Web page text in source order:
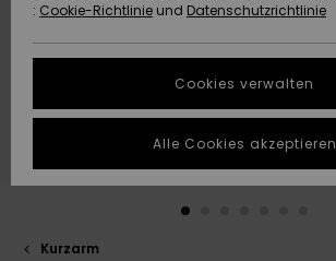
Highlights
Highlights
Starten Sie eine
Unterhaltung,
schnellste
Antwort auf Ihre
Frage zu
NACHHALTIGKEIT
WUNSCHLISTE
Kurzarm
: Cookie-Richtlinie und Datenschutzrichtlinie
Cookies verwalten
Alle Cookies akzeptieren